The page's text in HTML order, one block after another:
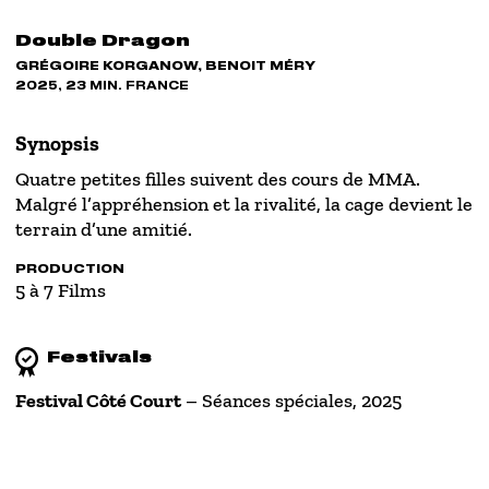
Double Dragon
GRÉGOIRE KORGANOW, BENOIT MÉRY
2025, 23 MIN. FRANCE
Synopsis
Quatre petites filles suivent des cours de MMA.
Malgré l’appréhension et la rivalité, la cage devient le
terrain d’une amitié.
PRODUCTION
5 à 7 Films
Festivals
Festival Côté Court– Séances spéciales, 2025